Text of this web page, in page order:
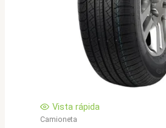
Vista rápida
Camioneta